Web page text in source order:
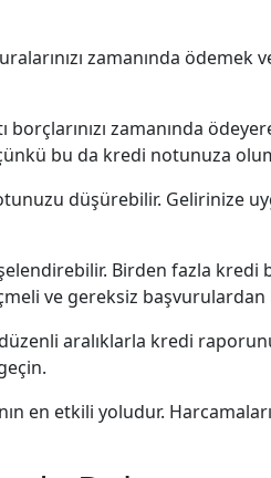
zamanında ödemek
zamanında
bu da kredi notunuza
düşürebilir. Gelirinize
Birden fazla kredi
ve gereksiz başvurulardan
aralıklarla kredi
en etkili yoludur.